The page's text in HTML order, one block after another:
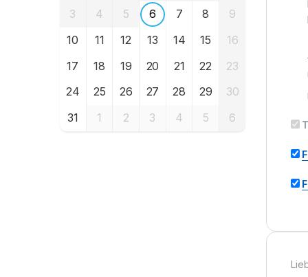
3
4 5 6 7 8
9
10
11 12 13 14 15
16
17
18 19 20 21 22
23
24
25 26 27 28 29
30
31
1 2 3 4 5 6